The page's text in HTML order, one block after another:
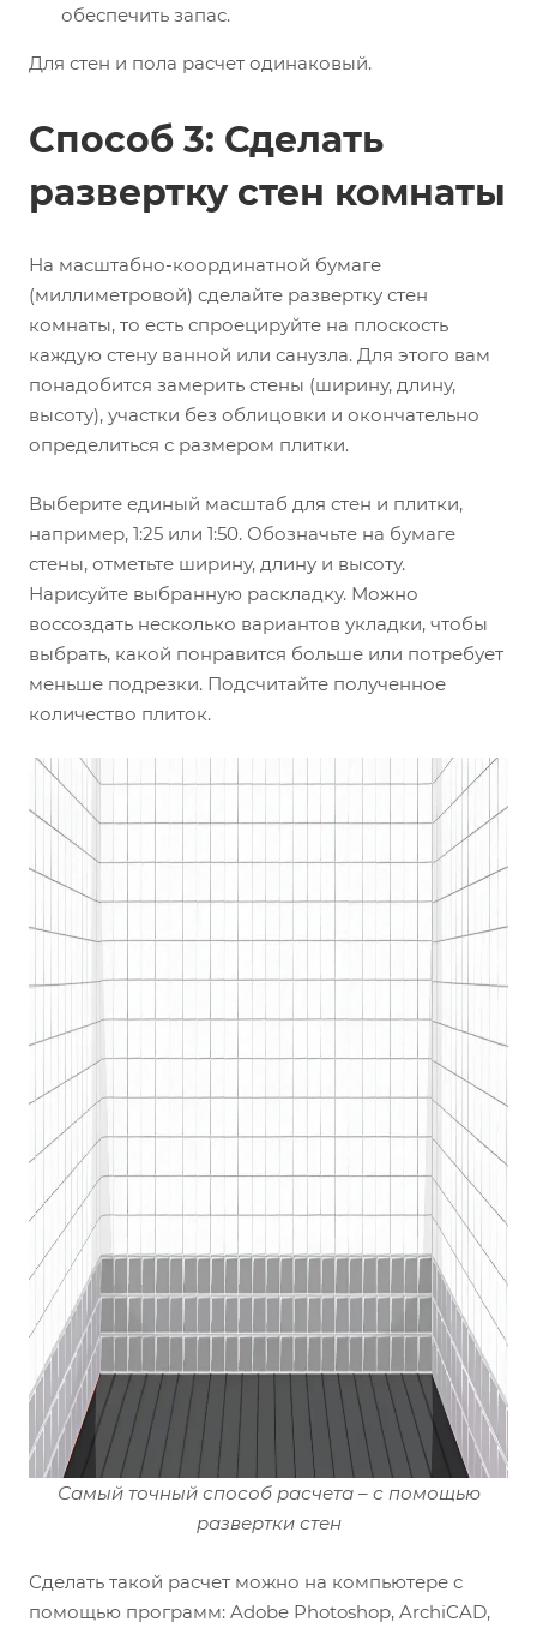
обеспечить запас.
Для стен и пола расчет одинаковый.
Способ 3: Сделать
развертку стен комнаты
На масштабно-координатной бумаге
(миллиметровой) сделайте развертку стен
комнаты, то есть спроецируйте на плоскость
каждую стену ванной или санузла. Для этого вам
понадобится замерить стены (ширину, длину,
высоту), участки без облицовки и окончательно
определиться с размером плитки.
Выберите единый масштаб для стен и плитки,
например, 1:25 или 1:50. Обозначьте на бумаге
стены, отметьте ширину, длину и высоту.
Нарисуйте выбранную раскладку. Можно
воссоздать несколько вариантов укладки, чтобы
выбрать, какой понравится больше или потребует
меньше подрезки. Подсчитайте полученное
количество плиток.
Самый точный способ расчета – с помощью
развертки стен
Сделать такой расчет можно на компьютере с
помощью программ: Adobe Photoshop, ArchiCAD,